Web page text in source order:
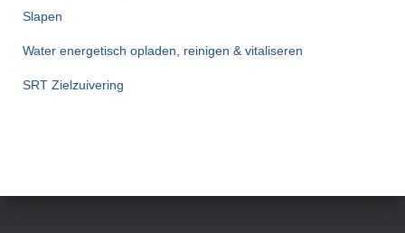
Slapen
Water energetisch opladen, reinigen & vitaliseren
SRT Zielzuivering